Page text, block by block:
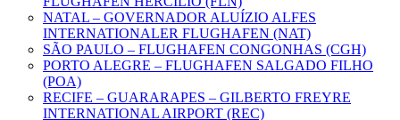
NATAL – GOVERNADOR ALUÍZIO ALFES
INTERNATIONALER FLUGHAFEN (NAT)
SÃO PAULO – FLUGHAFEN CONGONHAS (CGH)
PORTO ALEGRE – FLUGHAFEN SALGADO FILHO
(POA)
RECIFE – GUARARAPES – GILBERTO FREYRE
INTERNATIONAL AIRPORT (REC)